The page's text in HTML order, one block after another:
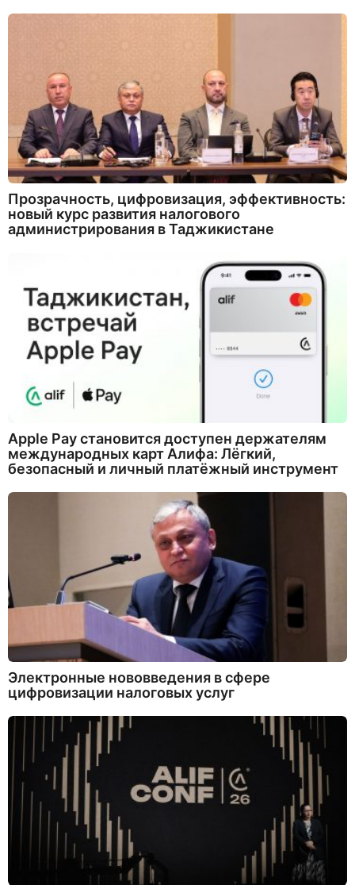
Прозрачность, цифровизация, эффективность:
новый курс развития налогового
администрирования в Таджикистане
Apple Pay становится доступен держателям
международных карт Алифа: Лёгкий,
безопасный и личный платёжный инструмент
Электронные нововведения в сфере
цифровизации налоговых услуг